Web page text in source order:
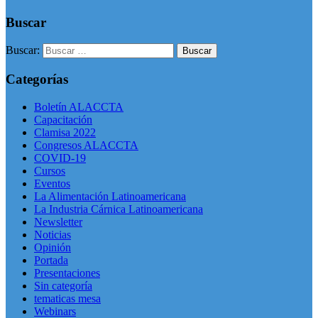
Buscar
Buscar:
Categorías
Boletín ALACCTA
Capacitación
Clamisa 2022
Congresos ALACCTA
COVID-19
Cursos
Eventos
La Alimentación Latinoamericana
La Industria Cárnica Latinoamericana
Newsletter
Noticias
Opinión
Portada
Presentaciones
Sin categoría
tematicas mesa
Webinars